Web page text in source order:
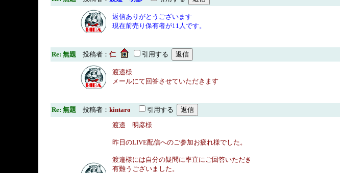
返信ありがとうございます
現在前売り保有者が11人です。
Re: 無題
投稿者： 仁 引用する
渡邉様
メールにて回答させていただきます
Re: 無題
投稿者： kintaro
引用する
渡邉 明彦様
昨日のLIVE配信へのご参加お疲れ様でした。
渡邉様には自分の疑問に率直にご回答いただき
有難うございました。